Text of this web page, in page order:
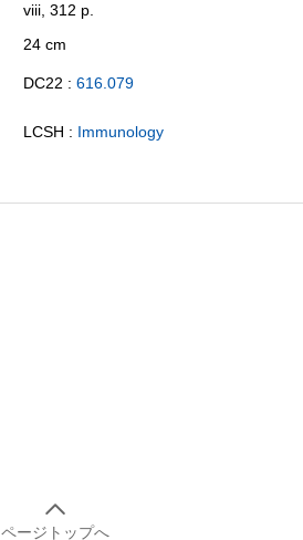
viii, 312 p.
24 cm
DC22 : 616.079
LCSH : Immunology
ページトップへ